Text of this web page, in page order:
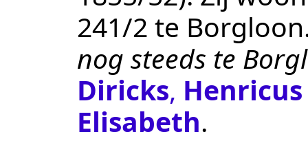
241/2 te Borgloon
nog steeds te
Diricks, Henricus
Elisabeth.